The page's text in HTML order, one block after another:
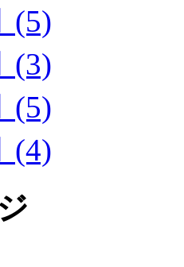
(5)
(3)
(5)
(4)